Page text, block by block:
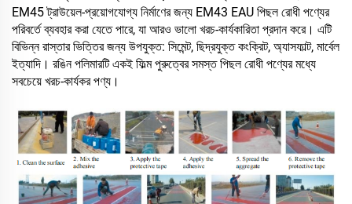
EM45 ট্রাউয়েল-প্রয়োগযোগ্য নির্মাণের জন্য EM43 EAU পিছল রোধী পণ্যের
পরিবর্তে ব্যবহার করা যেতে পারে, যা আরও ভালো খরচ-কার্যকারিতা প্রদান করে। এটি
বিভিন্ন রাস্তার ভিত্তির জন্য উপযুক্ত: সিমেন্ট, ছিদ্রযুক্ত কংক্রিট, অ্যাসফাল্ট, মার্বেল
ইত্যাদি। রঙিন পলিমারটি একই ফিল্ম পুরুত্বের সমস্ত পিছল রোধী পণ্যের মধ্যে
সবচেয়ে খরচ-কার্যকর পণ্য।